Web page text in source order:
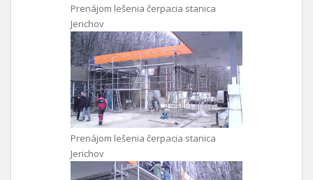
Prenájom lešenia čerpacia stanica
Jerichov
Prenájom lešenia čerpacia stanica
Jerichov